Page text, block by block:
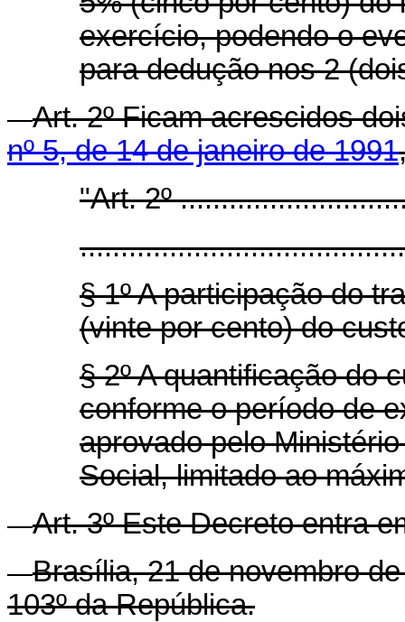
exercício, podendo o
para dedução nos 2
Art.2º Ficam acrescidos
nº 5, de 14 de janeiro de 1991
"Art. 2º
§ 1º A participação do
(vinte por cento) do
§ 2º A quantificação do
conforme o período de
aprovado pelo
Social, limitado ao
Art.3º Este Decreto entra
Brasília, 21 de novembro
103º da República.